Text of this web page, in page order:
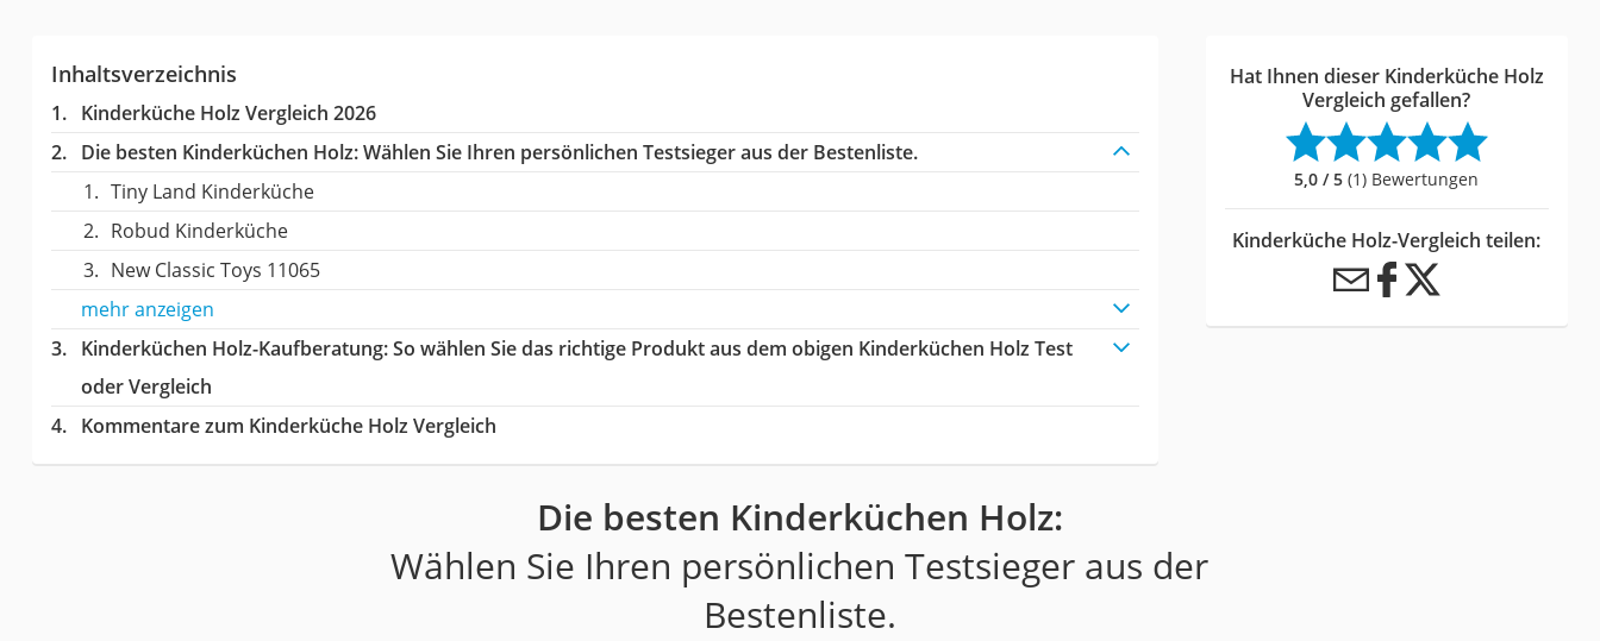
Inhaltsverzeichnis
Kinderküche Holz Vergleich 2026
Die besten Kinderküchen Holz:Wählen Sie Ihren persönlichen Testsieger aus der Bestenliste.
Tiny Land Kinderküche
Robud Kinderküche
New Classic Toys 11065
mehr anzeigen
Kinderküchen Holz-Kaufberatung: So wählen Sie das richtige Produkt aus dem obigen Kinderküchen Holz Test
oder Vergleich
Kommentare zum Kinderküche Holz Vergleich
Hat Ihnen dieser Kinderküche Holz
Vergleich gefallen?
5,0 / 5 (1) Bewertungen
Kinderküche Holz-Vergleich teilen:
Die besten Kinderküchen Holz:
Wählen Sie Ihren persönlichen Testsieger aus der
Bestenliste.